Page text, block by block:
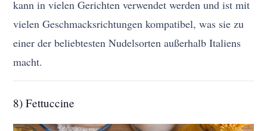
kann in vielen Gerichten verwendet werden und ist mit
vielen Geschmacksrichtungen kompatibel, was sie zu
einer der beliebtesten Nudelsorten außerhalb Italiens
macht.
8) Fettuccine